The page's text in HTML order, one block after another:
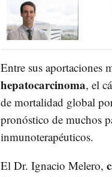
Entre sus aportaciones
hepatocarcinoma, el
de mortalidad global
pronóstico de muchos
inmunoterapéuticos.
El Dr. Ignacio Melero,